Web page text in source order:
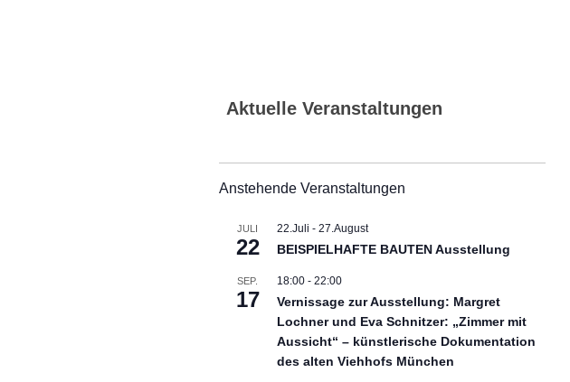
Aktuelle Veranstaltungen
Anstehende Veranstaltungen
JULI
22
22.Juli - 27.August
BEISPIELHAFTE BAUTEN Ausstellung
SEP.
17
18:00- 22:00
Vernissage zur Ausstellung: Margret
Lochner und Eva Schnitzer: „Zimmer mit
Aussicht“ – künstlerische Dokumentation
des alten Viehhofs München